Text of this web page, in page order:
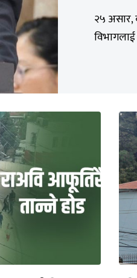
२५ असार,
विभागलाई